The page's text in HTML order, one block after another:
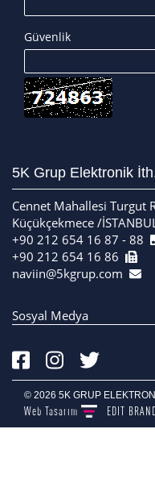
Güvenlik
5K Grup Elektronik
Cennet Mahallesi Turgut
Küçükçekmece /
+90 212 654 16 87 - 88
+90 212 654 16 86
naviin@5kgrup.com
Sosyal Medya
© 2026 5K GRUP
Web Tasarım EDIT